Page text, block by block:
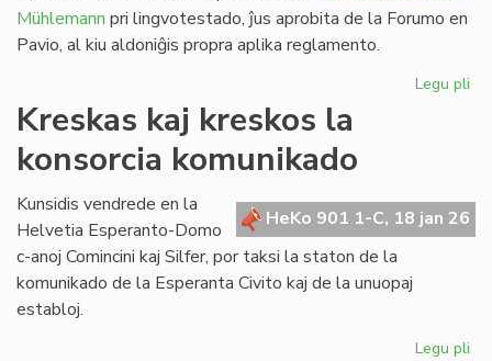
Mühlemann pri lingvotestado, ĵus aprobita de la Forumo en
Pavio, al kiu aldoniĝis propra aplika reglamento.
Legu pli
Kreskas kaj kreskos la
konsorcia komunikado
HeKo 901 1-C, 18 jan 26
Kunsidis vendrede en la
Helvetia Esperanto-Domo
c-anoj Comincini kaj Silfer, por taksi la staton de la
komunikado de la Esperanta Civito kaj de la unuopaj
establoj.
Legu pli